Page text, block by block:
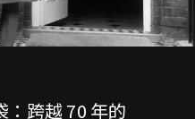
跨越 70 年的